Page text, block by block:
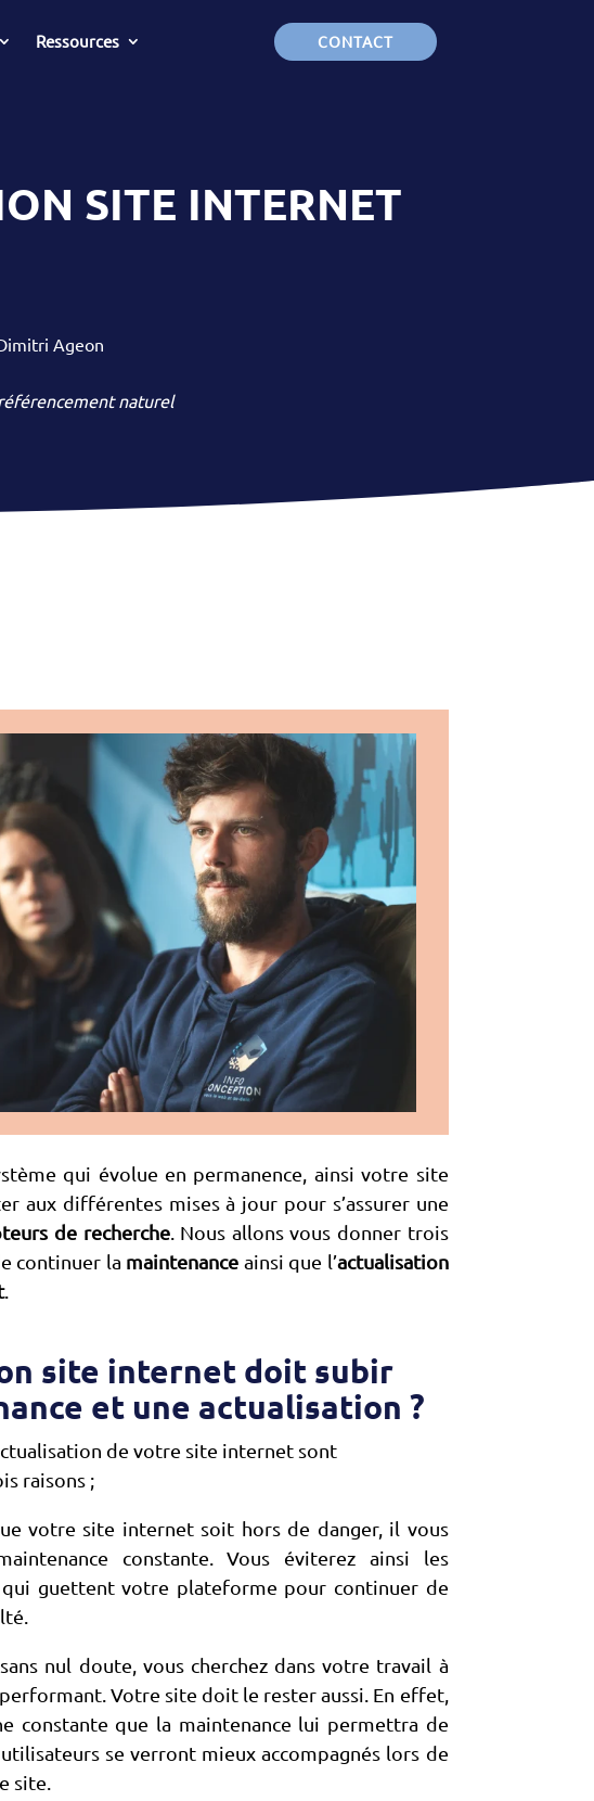
Ressources CONTACT
SITE INTERNET
Ageon
naturel
qui évolue en permanence, ainsi votre site
aux différentes mises à jour pour s’assurer une
de recherche. Nous allons vous donner trois
continuer la maintenance ainsi que l’actualisation
.
site internet doit subir
et une actualisation ?
de votre site internet sont
raisons ;
votre site internet soit hors de danger, il vous
constante. Vous éviterez ainsi les
qui guettent votre plateforme pour continuer de
nul doute, vous cherchez dans votre travail à
Votre site doit le rester aussi. En effet,
constante que la maintenance lui permettra de
se verront mieux accompagnés lors de
site.